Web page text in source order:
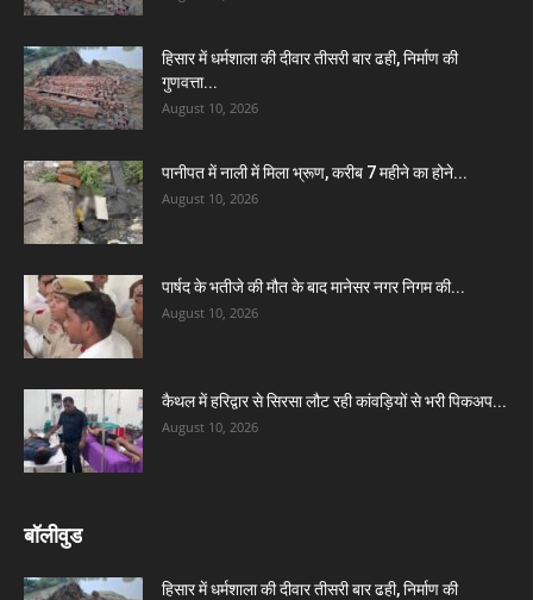
हिसार में धर्मशाला की दीवार तीसरी बार ढही, निर्माण की
गुणवत्ता...
August 10, 2026
पानीपत में नाली में मिला भ्रूण, करीब 7 महीने का होने...
August 10, 2026
पार्षद के भतीजे की मौत के बाद मानेसर नगर निगम की...
August 10, 2026
कैथल में हरिद्वार से सिरसा लौट रही कांवड़ियों से भरी पिकअप...
August 10, 2026
बॉलीवुड
हिसार में धर्मशाला की दीवार तीसरी बार ढही, निर्माण की